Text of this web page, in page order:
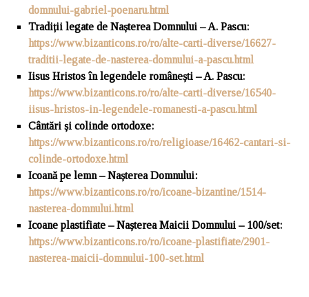
domnului-gabriel-poenaru.html
Tradiții legate de Nașterea Domnului – A. Pascu:
https://www.bizanticons.ro/ro/alte-carti-diverse/16627-
traditii-legate-de-nasterea-domnului-a-pascu.html
Iisus Hristosîn legendele românești – A. Pascu:
https://www.bizanticons.ro/ro/alte-carti-diverse/16540-
iisus-hristos-in-legendele-romanesti-a-pascu.html
Cântări și colinde ortodoxe:
https://www.bizanticons.ro/ro/religioase/16462-cantari-si-
colinde-ortodoxe.html
Icoană pe lemn –Nașterea Domnului:
https://www.bizanticons.ro/ro/icoane-bizantine/1514-
nasterea-domnului.html
Icoane plastifiate – Nașterea Maicii Domnului – 100/set:
https://www.bizanticons.ro/ro/icoane-plastifiate/2901-
nasterea-maicii-domnului-100-set.html